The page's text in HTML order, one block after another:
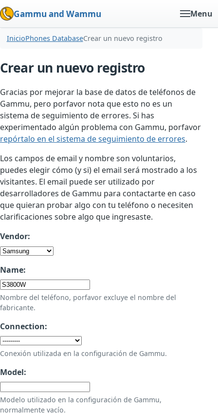
Gammu and Wammu Menu
InicioPhones DatabaseCrear un nuevo registro
Crear un nuevo registro
Gracias por mejorar la base de datos de teléfonos de
Gammu, pero porfavor nota que esto no es un
sistema de seguimiento de errores. Si has
experimentado algún problema con Gammu, porfavor
repórtalo en el sistema de seguimiento de errores.
Los campos de email y nombre son voluntarios,
puedes elegir cómo (y si) el email será mostrado a los
visitantes. El email puede ser utilizado por
desarrolladores de Gammu para contactarte en caso
que quieran probar algo con tu teléfono o necesiten
clarificaciones sobre algo que ingresaste.
Vendor:
Name:
Nombre del teléfono, porfavor excluye el nombre del
fabricante.
Connection:
Conexión utilizada en la configuración de Gammu.
Model:
Modelo utilizado en la configuración de Gammu,
normalmente vacío.